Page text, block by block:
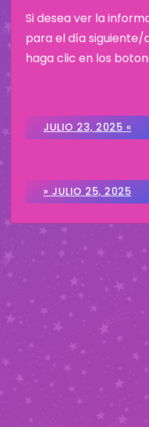
Si desea ver la
para el día
haga clic en los
JULIO 23, 2025 «
» JULIO 25, 2025